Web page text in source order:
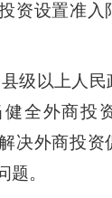
资设置准入
县级以上人民
全外商投
决外商投资
题。